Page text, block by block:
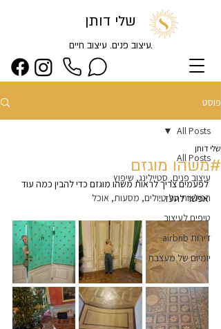
שלי דותן
.עיצוב פנים. עיצוב חיים
פוסט
All Posts
עיצוב פנים, סטיילינג, שיפוץ
המלצות על טיולים, מסעות, אוכל
טיפים לעיצוב
דירות airbnb
יומיום של מעצבת
All Posts
#משהו מוגזם
שלי דותן
לפעמים צריך לראות משהו מוגזם כדי להבין כמה עוד
אפשר להעז...